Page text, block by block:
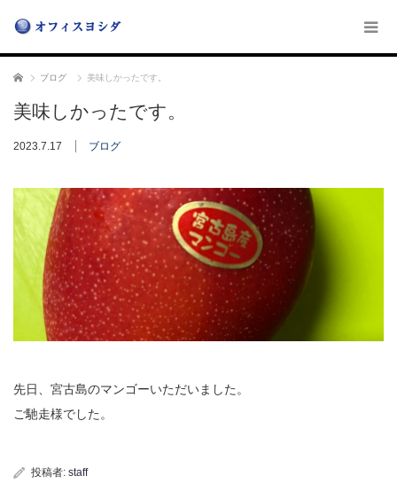
ホーム ブログ 美味しかったです。
美味しかったです。
2023.7.17 ブログ
先日、宮古島のマンゴーいただいました。
ご馳走様でした。
投稿者: staff